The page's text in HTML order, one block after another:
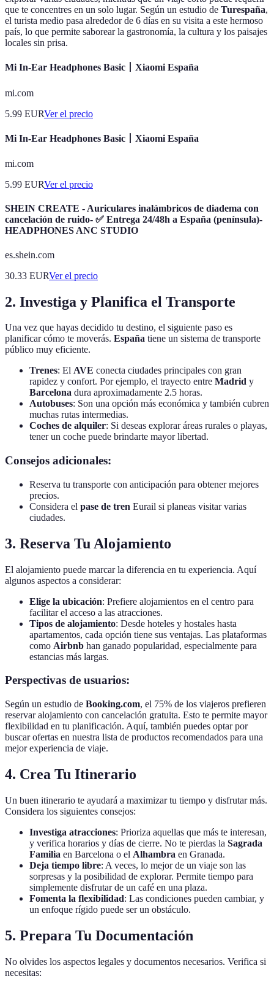
que te concentres en un solo lugar. Según un estudio de Turespaña,
el turista medio pasa alrededor de 6 días en su visita a este hermoso
país, lo que permite saborear la gastronomía, la cultura y los paisajes
locales sin prisa.
Mi In-Ear Headphones Basic丨Xiaomi España
mi.com
5.99 EURVer el precio
Mi In-Ear Headphones Basic丨Xiaomi España
mi.com
5.99 EURVer el precio
SHEIN CREATE - Auriculares inalámbricos de diadema con
cancelación de ruido- ✅ Entrega 24/48h a España (península)-
HEADPHONES ANC STUDIO
es.shein.com
30.33 EURVer el precio
2. Investiga y Planifica el Transporte
Una vez que hayas decidido tu destino, el siguiente paso es
planificar cómo te moverás. España tiene un sistema de transporte
público muy eficiente.
Trenes: El AVE conecta ciudades principales con gran
rapidez y confort. Por ejemplo, el trayecto entre Madrid y
Barcelona dura aproximadamente 2.5 horas.
Autobuses: Son una opción más económica y también cubren
muchas rutas intermedias.
Coches de alquiler: Si deseas explorar áreas rurales o playas,
tener un coche puede brindarte mayor libertad.
Consejos adicionales:
Reserva tu transporte con anticipación para obtener mejores
precios.
Considera el pase de tren Eurail si planeas visitar varias
ciudades.
3. Reserva Tu Alojamiento
El alojamiento puede marcar la diferencia en tu experiencia. Aquí
algunos aspectos a considerar:
Elige la ubicación: Prefiere alojamientos en el centro para
facilitar el acceso a las atracciones.
Tipos de alojamiento: Desde hoteles y hostales hasta
apartamentos, cada opción tiene sus ventajas. Las plataformas
como Airbnb han ganado popularidad, especialmente para
estancias más largas.
Perspectivas de usuarios:
Según un estudio de Booking.com, el 75% de los viajeros prefieren
reservar alojamiento con cancelación gratuita. Esto te permite mayor
flexibilidad en tu planificación. Aquí, también puedes optar por
buscar ofertas en nuestra lista de productos recomendados para una
mejor experiencia de viaje.
4. Crea Tu Itinerario
Un buen itinerario te ayudará a maximizar tu tiempo y disfrutar más.
Considera los siguientes consejos:
Investiga atracciones: Prioriza aquellas que más te interesan,
y verifica horarios y días de cierre. No te pierdas la Sagrada
Familia en Barcelona o el Alhambra en Granada.
Deja tiempo libre: A veces, lo mejor de un viaje son las
sorpresas y la posibilidad de explorar. Permite tiempo para
simplemente disfrutar de un café en una plaza.
Fomenta la flexibilidad: Las condiciones pueden cambiar, y
un enfoque rígido puede ser un obstáculo.
5. Prepara Tu Documentación
No olvides los aspectos legales y documentos necesarios. Verifica si
necesitas: